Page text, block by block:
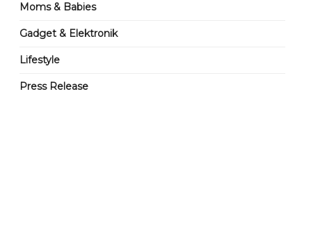
Moms & Babies
Gadget & Elektronik
Lifestyle
Press Release